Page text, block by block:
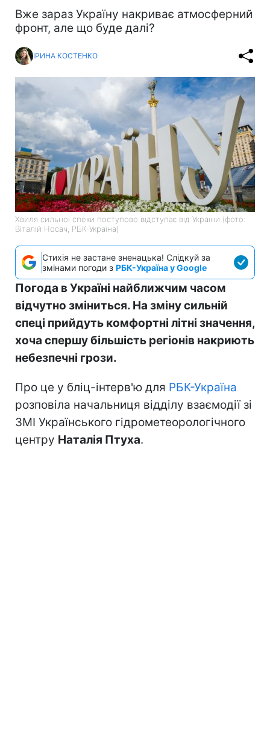
Вже зараз Україну накриває атмосферний
фронт, але що буде далі?
ІРИНА КОСТЕНКО
Хвиля сильної спеки поступово відступає від України (фото:
Віталій Носач, РБК-Україна)
Стихія не застане зненацька! Слідкуй за
змінами погоди з РБК-Україна у Google
Погода в Україні найближчим часом
відчутно зміниться. На зміну сильній
спеці прийдуть комфортні літні значення,
хоча спершу більшість регіонів накриють
небезпечні грози.
Про це у бліц-інтерв'ю для РБК-Україна
розповіла начальниця відділу взаємодії зі
ЗМІ Українського гідрометеорологічного
центру Наталія Птуха.